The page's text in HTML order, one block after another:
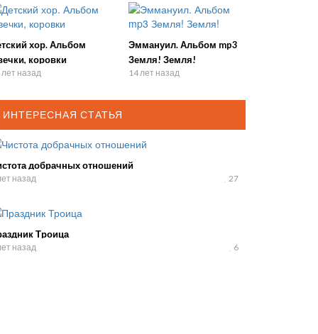
хор. Альбом
коровки
лет назад
Эммануил. Альбом mp3
Земля! Земля!
14 лет назад
ИНТЕРЕСНАЯ СТАТЬЯ
добрачных отношений
назад 27
Троица
назад 6